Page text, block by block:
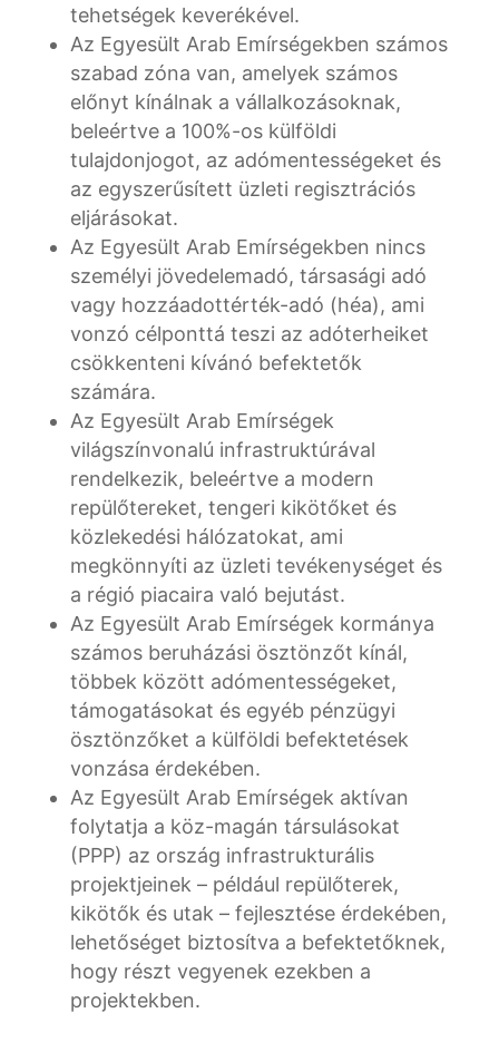
tehetségek keverékével.
Az Egyesült Arab Emírségekben számos
szabad zóna van, amelyek számos
előnyt kínálnak a vállalkozásoknak,
beleértve a 100%-os külföldi
tulajdonjogot, az adómentességeket és
az egyszerűsített üzleti regisztrációs
eljárásokat.
Az Egyesült Arab Emírségekben nincs
személyi jövedelemadó, társasági adó
vagy hozzáadottérték-adó (héa), ami
vonzó célponttá teszi az adóterheiket
csökkenteni kívánó befektetők
számára.
Az Egyesült Arab Emírségek
világszínvonalú infrastruktúrával
rendelkezik, beleértve a modern
repülőtereket, tengeri kikötőket és
közlekedési hálózatokat, ami
megkönnyíti az üzleti tevékenységet és
a régió piacaira való bejutást.
Az Egyesült Arab Emírségek kormánya
számos beruházási ösztönzőt kínál,
többek között adómentességeket,
támogatásokat és egyéb pénzügyi
ösztönzőket a külföldi befektetések
vonzása érdekében.
Az Egyesült Arab Emírségek aktívan
folytatja a köz-magán társulásokat
(PPP) az ország infrastrukturális
projektjeinek – például repülőterek,
kikötők és utak – fejlesztése érdekében,
lehetőséget biztosítva a befektetőknek,
hogy részt vegyenek ezekben a
projektekben.